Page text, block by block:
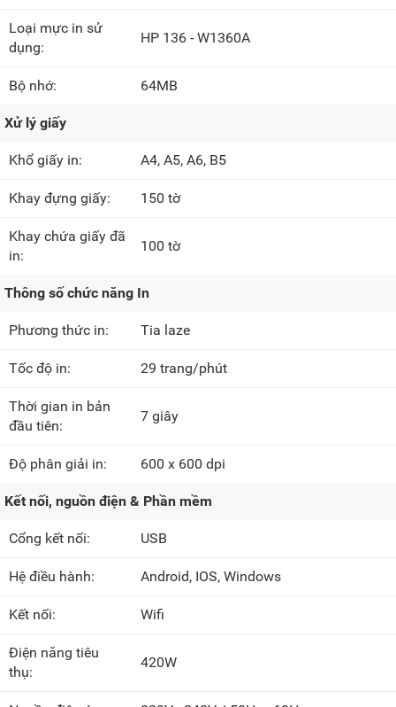
Loại mực in sử
dụng:
HP 136 - W1360A
Bộ nhớ: 64MB
Xử lý giấy
Khổ giấy in: A4, A5, A6, B5
Khay đựng giấy: 150 tờ
Khay chứa giấy đã
in:
100 tờ
Thông số chức năng In
Phương thức in: Tia laze
Tốc độ in: 29 trang/phút
Thời gian in bản
đầu tiên:
7 giây
Độ phân giải in: 600 x 600 dpi
Kết nối, nguồn điện & Phần mềm
Cổng kết nối: USB
Hệ điều hành: Android, IOS, Windows
Kết nối: Wifi
Điện năng tiêu
thụ:
420W